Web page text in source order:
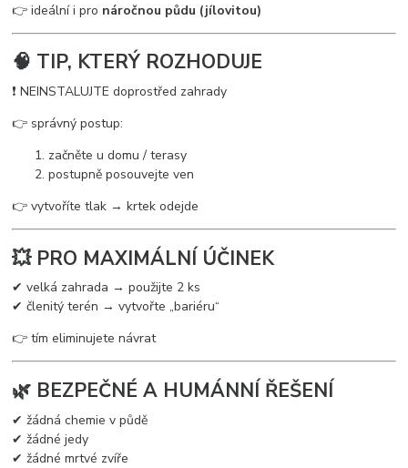
👉 ideální i pro náročnou půdu (jílovitou)
🧠 TIP, KTERÝ ROZHODUJE
❗ NEINSTALUJTE doprostřed zahrady
👉 správný postup:
začněte u domu / terasy
postupně posouvejte ven
👉 vytvoříte tlak → krtek odejde
💥 PRO MAXIMÁLNÍ ÚČINEK
✔ velká zahrada → použijte 2 ks
✔ členitý terén → vytvořte „bariéru“
👉 tím eliminujete návrat
🌿 BEZPEČNÉ A HUMÁNNÍ ŘEŠENÍ
✔ žádná chemie v půdě
✔ žádné jedy
✔ žádné mrtvé zvíře